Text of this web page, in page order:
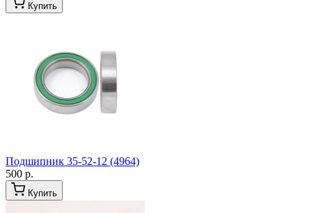
Купить
Подшипник 35-52-12 (4964)
500 р.
Купить